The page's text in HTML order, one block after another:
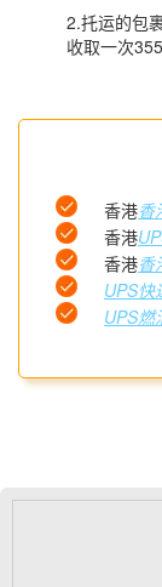
2.托运的包
收取一次
香港香
香港
香港香
UPS快
UPS燃